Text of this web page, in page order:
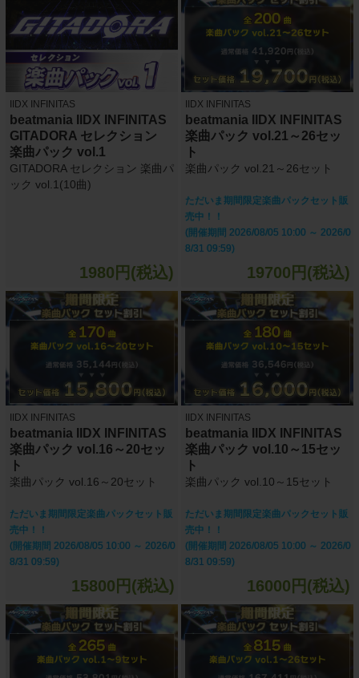
IIDX INFINITAS
beatmania IIDX INFINITAS
GITADORA セレクション
楽曲パック vol.1
GITADORA セレクション 楽曲パ
ック vol.1(10曲)
1980円(税込)
IIDX INFINITAS
beatmania IIDX INFINITAS
楽曲パック vol.21～26セッ
ト
楽曲パック vol.21～26セット
ただいま期間限定楽曲パックセット販
売中！！
(開催期間 2026/08/05 10:00 ～ 2026/0
8/31 09:59)
19700円(税込)
IIDX INFINITAS
beatmania IIDX INFINITAS
楽曲パック vol.16～20セッ
ト
楽曲パック vol.16～20セット
ただいま期間限定楽曲パックセット販
売中！！
(開催期間 2026/08/05 10:00 ～ 2026/0
8/31 09:59)
15800円(税込)
IIDX INFINITAS
beatmania IIDX INFINITAS
楽曲パック vol.10～15セッ
ト
楽曲パック vol.10～15セット
ただいま期間限定楽曲パックセット販
売中！！
(開催期間 2026/08/05 10:00 ～ 2026/0
8/31 09:59)
16000円(税込)